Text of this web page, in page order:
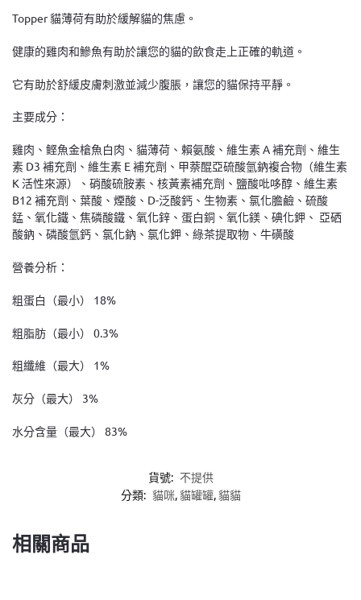
Topper 貓薄荷有助於緩解貓的焦慮。
健康的雞肉和鰺魚有助於讓您的貓的飲食走上正確的軌道。
它有助於舒緩皮膚刺激並減少腹脹，讓您的貓保持平靜。
主要成分：
雞肉、鲣魚金槍魚白肉、貓薄荷、賴氨酸、維生素 A 補充劑、維生
素 D3 補充劑、維生素 E 補充劑、甲萘醌亞硫酸氫鈉複合物（維生素
K 活性來源）、硝酸硫胺素、核黃素補充劑、鹽酸吡哆醇、維生素
B12 補充劑、葉酸、煙酸、D-泛酸鈣、生物素、氯化膽鹼、硫酸
錳、氧化鐵、焦磷酸鐵、氧化鋅、蛋白銅、氧化鎂、碘化鉀、 亞硒
酸鈉、磷酸氫鈣、氯化鈉、氯化鉀、綠茶提取物、牛磺酸
營養分析：
粗蛋白（最小） 18%
粗脂肪（最小） 0.3%
粗纖維（最大） 1%
灰分（最大） 3%
水分含量（最大） 83%
貨號: 不提供
分類: 貓咪, 貓罐罐, 貓貓
相關商品